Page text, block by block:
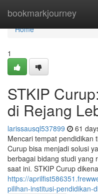
bookmarkjourney
Home
Home
1
STKIP
di Rejang
larissausql537899 61
Mencari tempat pendidikan
Curup bisa menjadi solusi
berbagai bidang studi yang
saat ini. STKIP Curup
https://
pilihan-institusi-pendidikan-